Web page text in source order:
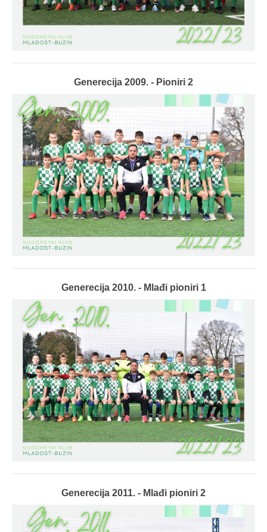
Generecija 2009. - Pioniri 2
Generecija 2010. - Mlađi pioniri 1
Generecija 2011. - Mlađi pioniri 2